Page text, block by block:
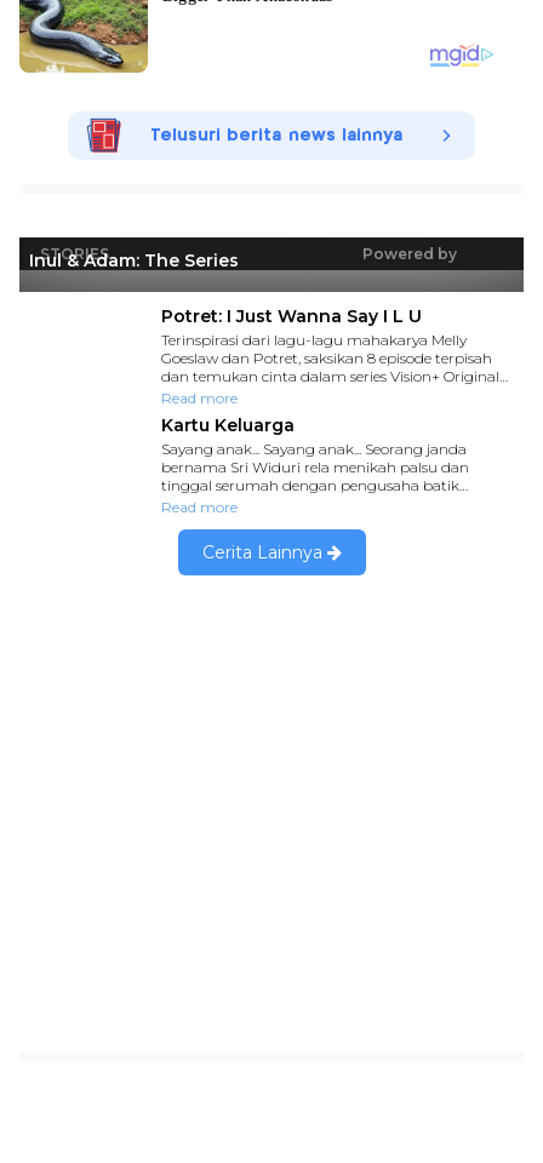
Telusuri berita news lainnya